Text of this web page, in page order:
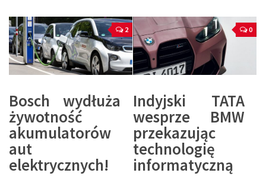
2
Bosch wydłuża
żywotność
akumulatorów
aut
elektrycznych!
0
Indyjski TATA
wesprze BMW
przekazując
technologię
informatyczną